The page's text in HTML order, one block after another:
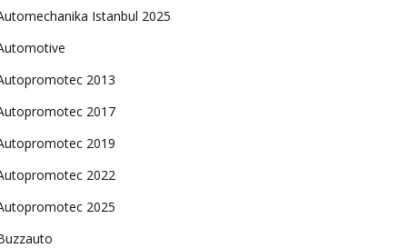
Istanbul 2025
2013
2017
2019
2022
2025